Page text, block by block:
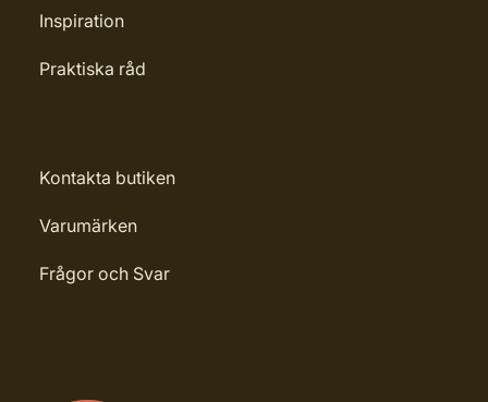
Inspiration
Praktiska råd
Kontakta butiken
Varumärken
Frågor och Svar